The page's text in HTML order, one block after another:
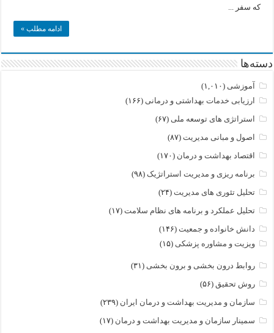
که سفر ...
ادامه مطلب »
دسته‌ها
آموزشی (۱,۰۱۰)
ارزیابی خدمات بهداشتی و درمانی (۱۶۶)
استراتژی های توسعه ملی (۶۷)
اصول و مبانی مدیریت (۸۷)
اقتصاد بهداشت و درمان (۱۷۰)
برنامه ریزی و مدیریت استراتژیک (۹۸)
تحلیل تئوری های مدیریت (۲۴)
تحلیل عملکرد و برنامه های نظام سلامت (۱۷)
دانش خانواده و جمعیت (۱۴۶)
ویزیت و مشاوره پزشکی (۱۵)
روابط درون بخشی و برون بخشی (۳۱)
روش تحقیق (۵۶)
سازمان و مدیریت بهداشت و درمان ایران (۲۳۹)
سمینار سازمان و مدیریت بهداشت و درمان (۱۷)